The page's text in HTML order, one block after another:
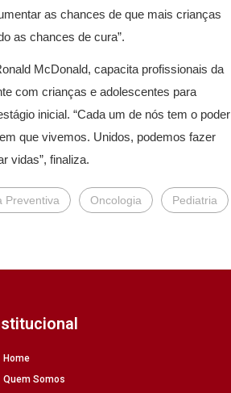
as chances de que mais crianças
as chances de cura”.
McDonald, capacita profissionais da
com crianças e adolescentes para
inicial. “Cada um de nós tem o poder
que vivemos. Unidos, podemos fazer
vidas”, finaliza.
Preventiva Oncologia Pediatria
Home
Quem Somos